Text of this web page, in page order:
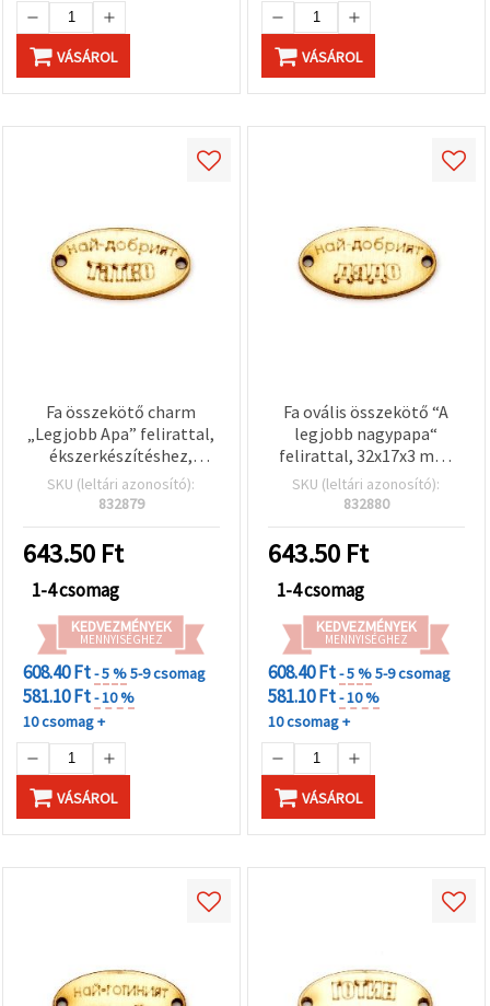
VÁSÁROL VÁSÁROL
Fa összekötő charm
„Legjobb Apa” felirattal,
ékszerkészítéshez,
32×17×3 mm, furatok: 2
mm – 10 db
SKU (leltári azonosító):
832879
643.50 Ft
1-4 csomag
KEDVEZMÉNYEK
MENNYISÉGHEZ
608.40 Ft- 5 %5-9 csomag
581.10 Ft- 10 %
10 csomag +
VÁSÁROL
Fa ovális összekötő “A
legjobb nagypapa“
felirattal, 32x17x3 mm,
furatok: 2 mm - 10 db
SKU (leltári azonosító):
832880
643.50 Ft
1-4 csomag
KEDVEZMÉNYEK
MENNYISÉGHEZ
608.40 Ft- 5 %5-9 csomag
581.10 Ft- 10 %
10 csomag +
VÁSÁROL